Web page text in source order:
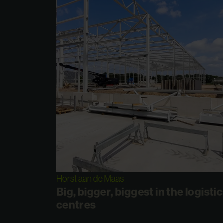
Horst aan de Maas
Big, bigger, biggest in the
centres